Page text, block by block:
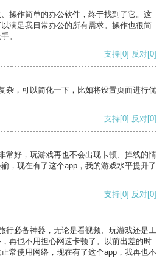
操作简单的办公软件，终于找到了它。这
满足我日常办公的所有需求。操作也很简
。
支持[0] 反对[0]
杂，可以简化一下，比如将设置页面进行优
支持[0] 反对[0]
常好，玩游戏再也不会出现卡顿、掉线的情
，现在有了这个app，我的游戏水平提升了
支持[0] 反对[0]
行必备神器，无论是看视频、玩游戏还是工
再也不用担心网速卡顿了。以前出差的时
常使用网络，现在有了这个app，我再也不